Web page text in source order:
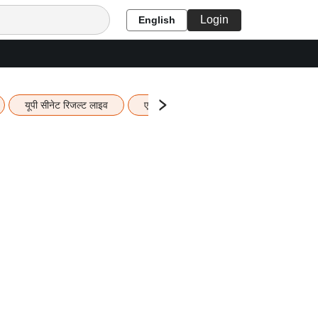
English Login
यूपी सीनेट रिजल्ट लाइव एचबीएसई 12वीं का रिजल्ट लाइव